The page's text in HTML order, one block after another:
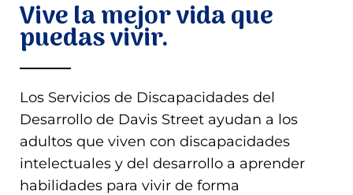
Vive la mejor vida que
puedas vivir.
Los Servicios de Discapacidades del
Desarrollo de Davis Street ayudan a los
adultos que viven con discapacidades
intelectuales y del desarrollo a aprender
habilidades para vivir de forma